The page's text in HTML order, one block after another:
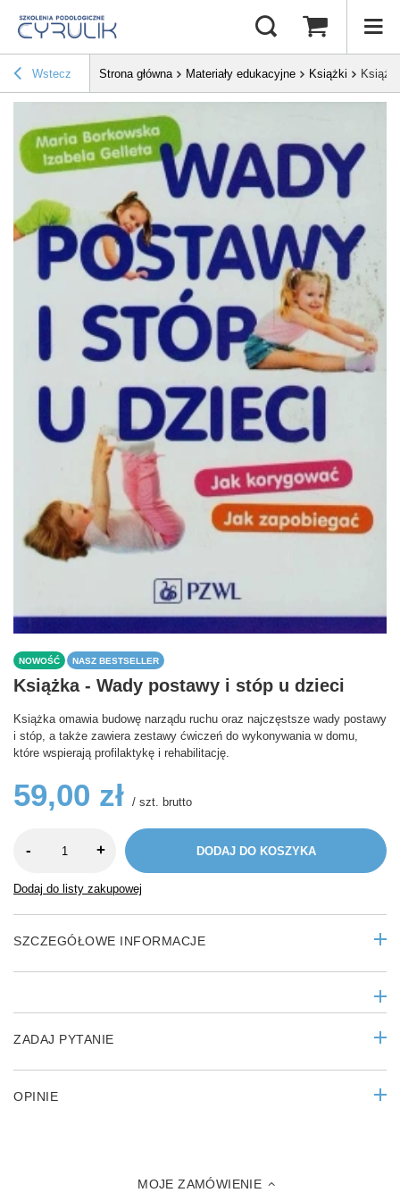
Wstecz Strona główna Materiały edukacyjne Książki
NOWOŚĆ NASZ BESTSELLER
Książka - Wady postawy i stóp u dzieci
Książka omawia budowę narządu ruchu oraz najczęstsze wady postawy
i stóp, a także zawiera zestawy ćwiczeń do wykonywania w domu,
które wspierają profilaktykę i rehabilitację.
59,00 zł / szt. brutto
- + DODAJ DO KOSZYKA
Dodaj do listy zakupowej
SZCZEGÓŁOWE INFORMACJE
ZADAJ PYTANIE
OPINIE
MOJE ZAMÓWIENIE